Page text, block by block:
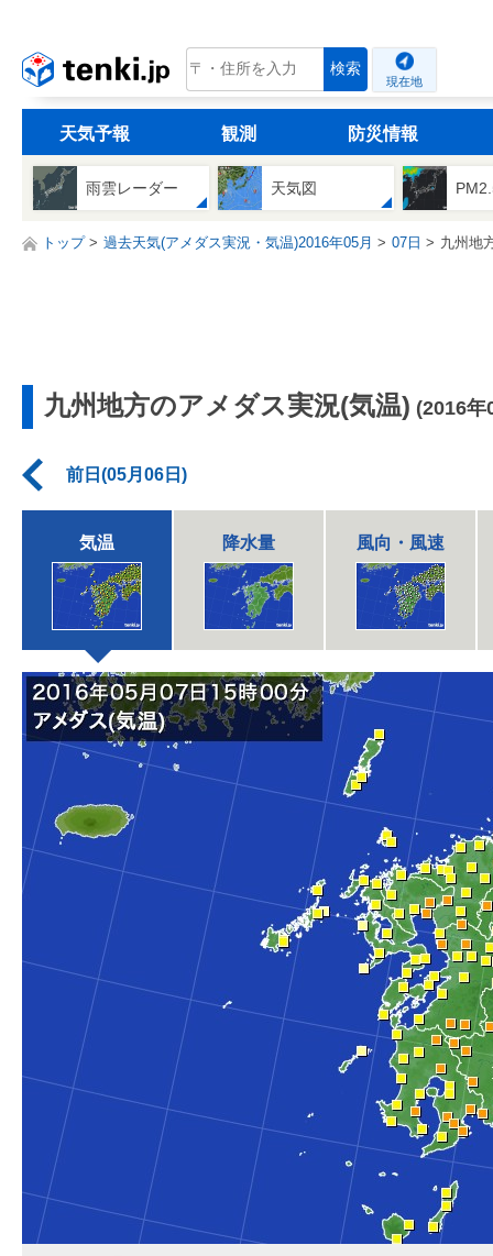
tenki.jp 検索
現在地
天気予報 観測 防災情報
雨雲レーダー 天気図
トップ 過去天気(アメダス実況・気温)2016年05月 07日 九州地
九州地方のアメダス実況(気温) (2016年
前日(05月06日)
気温 降水量 風向・風速